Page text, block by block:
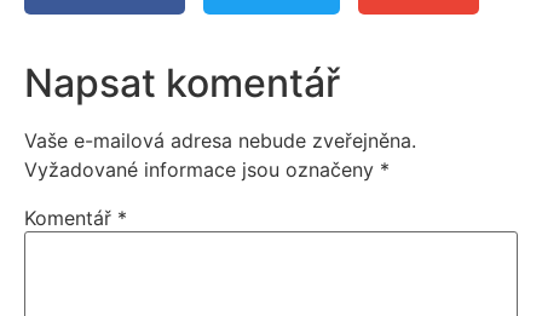
Napsat komentář
Vaše e-mailová adresa nebude zveřejněna.
Vyžadované informace jsou označeny *
Komentář *